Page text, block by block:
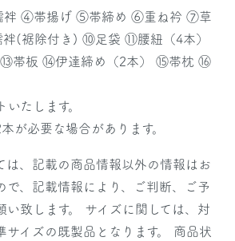
④帯揚げ ⑤帯締め ⑥重ね衿 ⑦草
(裾除付き) ⑩足袋 ⑪腰紐（4本）
帯板 ⑭伊達締め（2本） ⑮帯枕 ⑯
たします。
が必要な場合があります。
は、記載の商品情報以外の情報はお
で、記載情報により、ご判断、ご予
い致します。 サイズに関しては、対
サイズの既製品となります。 商品状